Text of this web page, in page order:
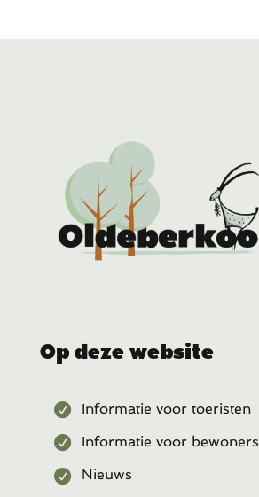
Op deze website
Informatie voor toeristen
Informatie voor bewoners
Nieuws